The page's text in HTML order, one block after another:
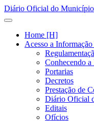
Diário Oficial do Município
Home [H]
Acesso a
Conhecendo a
Portarias
Decretos
Prestação de
Diário Oficial
Editais
Ofícios